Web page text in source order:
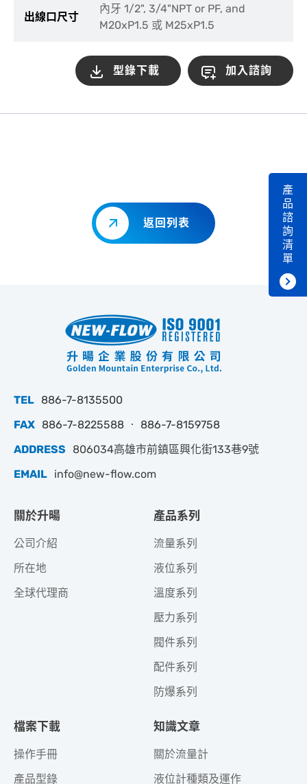
出線口尺寸
內牙 1/2", 3/4"NPT or PF, and
M20xP1.5 或 M25xP1.5
型錄下載 加入諮詢
返回列表
產
品
諮
詢
清
單
TEL 886-7-8135500
FAX 886-7-8225588 ‧ 886-7-8159758
ADDRESS
806034高雄市前鎮區興化街133巷9號
EMAIL info@new-flow.com
關於升暘
公司介紹
所在地
全球代理商
產品系列
流量系列
液位系列
溫度系列
壓力系列
閥件系列
配件系列
防爆系列
檔案下載
操作手冊
產品型錄
知識文章
關於流量計
液位計種類及運作